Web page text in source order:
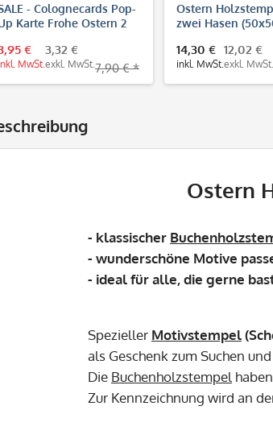
- Colognecards Pop-
Karte Frohe Ostern 2
€
MwSt.
3,32 €
exkl. MwSt. 7,90 € *
Ostern
zwei Hasen
14,30 €
inkl. MwSt.
12,02 €
exkl. MwSt.
Ostern
- klassischer
- wunderschöne Motive
- ideal für alle, die gerne
Spezieller Motivstempel
als Geschenk zum Suchen
Die Buchenholzstempel
Zur Kennzeichnung wird an